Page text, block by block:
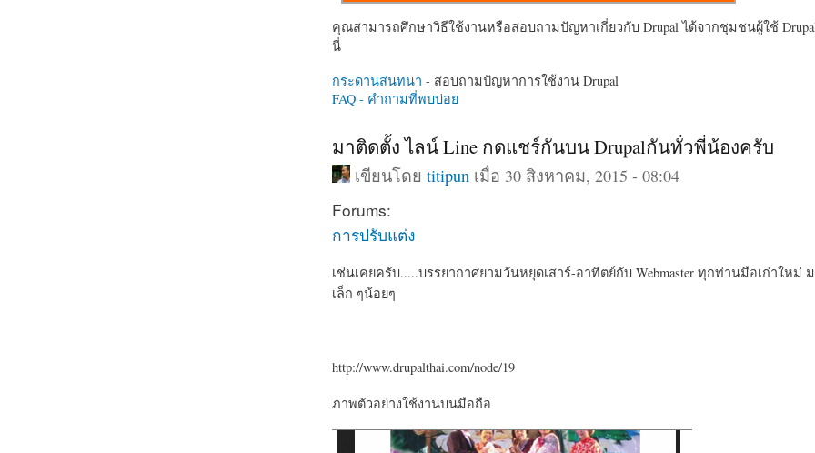
คุณสามารถศึกษาวิธีใช้งานหรือสอบถามปัญหาเกี่ยวกับ Drupal ได้จากชุมชนผู้ใช้
นี่
กระดานสนทนา - สอบถามปัญหาการใช้งาน Drupal
FAQ - คำถามที่พบบ่อย
มาติดตั้ง ไลน์ Line กดแชร์กันบน Drupalกันทั่วพี่น้องครับ
เขียนโดย titipun เมื่อ 30 สิงหาคม, 2015 - 08:04
Forums:
การปรับแต่ง
เช่นเคยครับ.....บรรยากาศยามวันหยุดเสาร์-อาทิตย์กับ Webmaster ทุกท่านมือเก่าใหม่
เล็ก ๆน้อยๆ
http://www.drupalthai.com/node/19
ภาพตัวอย่างใช้งานบนมือถือ